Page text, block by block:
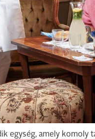
egység, amely komoly